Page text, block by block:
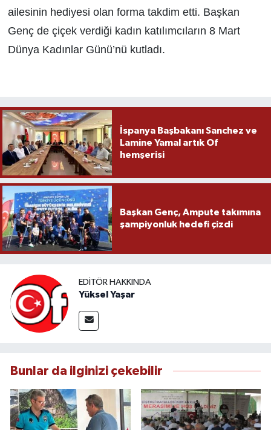
ailesinin hediyesi olan forma takdim etti. Başkan
Genç de çiçek verdiği kadın katılımcıların 8 Mart
Dünya Kadınlar Günü’nü kutladı.
İspanya Başbakanı Sanchez ve
Lamine Yamal artık Of
hemşerisi
Başkan Genç, Ampute takımına
şampiyonluk hedefi çizdi
EDITÖR HAKKINDA
Yüksel Yaşar
Bunlar da ilginizi çekebilir